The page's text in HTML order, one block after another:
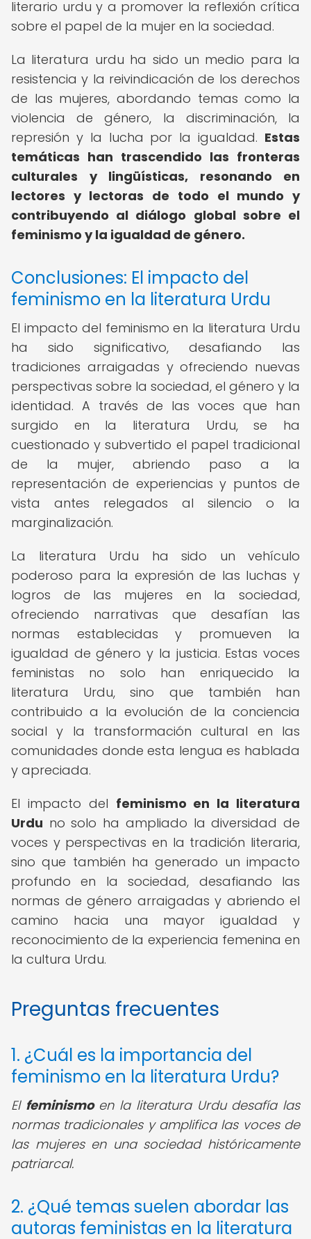
literario urdu y a promover la reflexión crítica
sobre el papel de la mujer en la sociedad.
La literatura urdu ha sido un medio para la
resistencia y la reivindicación de los derechos
de las mujeres, abordando temas como la
violencia de género, la discriminación, la
represión y la lucha por la igualdad. Estas
temáticas han trascendido las fronteras
culturales y lingüísticas, resonando en
lectores y lectoras de todo el mundo y
contribuyendo al diálogo global sobre el
feminismo y la igualdad de género.
Conclusiones: El impacto del
feminismo en la literatura Urdu
El impacto del feminismo en la literatura Urdu
ha sido significativo, desafiando las
tradiciones arraigadas y ofreciendo nuevas
perspectivas sobre la sociedad, el género y la
identidad. A través de las voces que han
surgido en la literatura Urdu, se ha
cuestionado y subvertido el papel tradicional
de la mujer, abriendo paso a la
representación de experiencias y puntos de
vista antes relegados al silencio o la
marginalización.
La literatura Urdu ha sido un vehículo
poderoso para la expresión de las luchas y
logros de las mujeres en la sociedad,
ofreciendo narrativas que desafían las
normas establecidas y promueven la
igualdad de género y la justicia. Estas voces
feministas no solo han enriquecido la
literatura Urdu, sino que también han
contribuido a la evolución de la conciencia
social y la transformación cultural en las
comunidades donde esta lengua es hablada
y apreciada.
El impacto del feminismo en la literatura
Urdu no solo ha ampliado la diversidad de
voces y perspectivas en la tradición literaria,
sino que también ha generado un impacto
profundo en la sociedad, desafiando las
normas de género arraigadas y abriendo el
camino hacia una mayor igualdad y
reconocimiento de la experiencia femenina en
la cultura Urdu.
Preguntas frecuentes
1. ¿Cuál es la importancia del
feminismo en la literatura Urdu?
El feminismoen la literatura Urdu desafía las
normas tradicionales y amplifica las voces de
las mujeres en una sociedad históricamente
patriarcal.
2. ¿Qué temas suelen abordar las
autoras feministas en la literatura